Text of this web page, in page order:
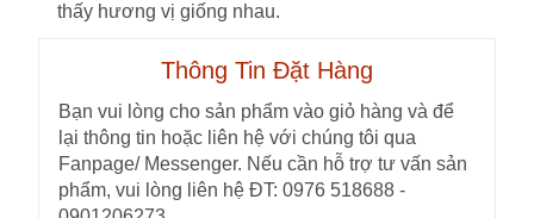
thấy hương vị giống nhau.
Thông Tin Đặt Hàng
Bạn vui lòng cho sản phẩm vào giỏ hàng và để
lại thông tin hoặc liên hệ với chúng tôi qua
Fanpage/ Messenger. Nếu cần hỗ trợ tư vấn sản
phẩm, vui lòng liên hệ ĐT: 0976 518688 -